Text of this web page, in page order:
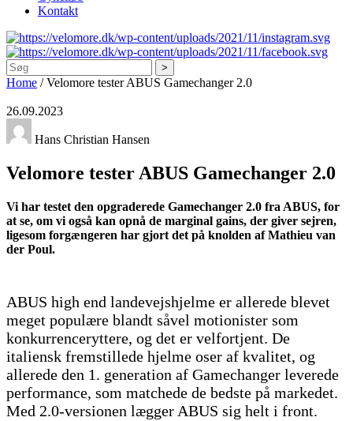
Kontakt
Søg
Home /Velomore tester ABUS Gamechanger 2.0
26.09.2023
Hans Christian Hansen
Velomore tester ABUS Gamechanger 2.0
Vi har testet den opgraderede Gamechanger 2.0 fra ABUS, for
at se, om vi også kan opnå de marginal gains, der giver sejren,
ligesom forgængeren har gjort det på knolden af Mathieu van
der Poul.
ABUS high end landevejshjelme er allerede blevet
meget populære blandt såvel motionister som
konkurrenceryttere, og det er velfortjent. De
italiensk fremstillede hjelme oser af kvalitet, og
allerede den 1. generation af Gamechanger leverede
performance, som matchede de bedste på markedet.
Med 2.0-versionen lægger ABUS sig helt i front.